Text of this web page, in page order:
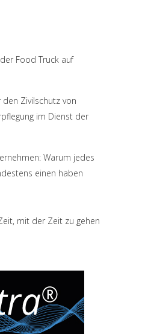
Food Truck auf
den Zivilschutz von
im Dienst der
Warum jedes
einen haben
mit der Zeit zu gehen